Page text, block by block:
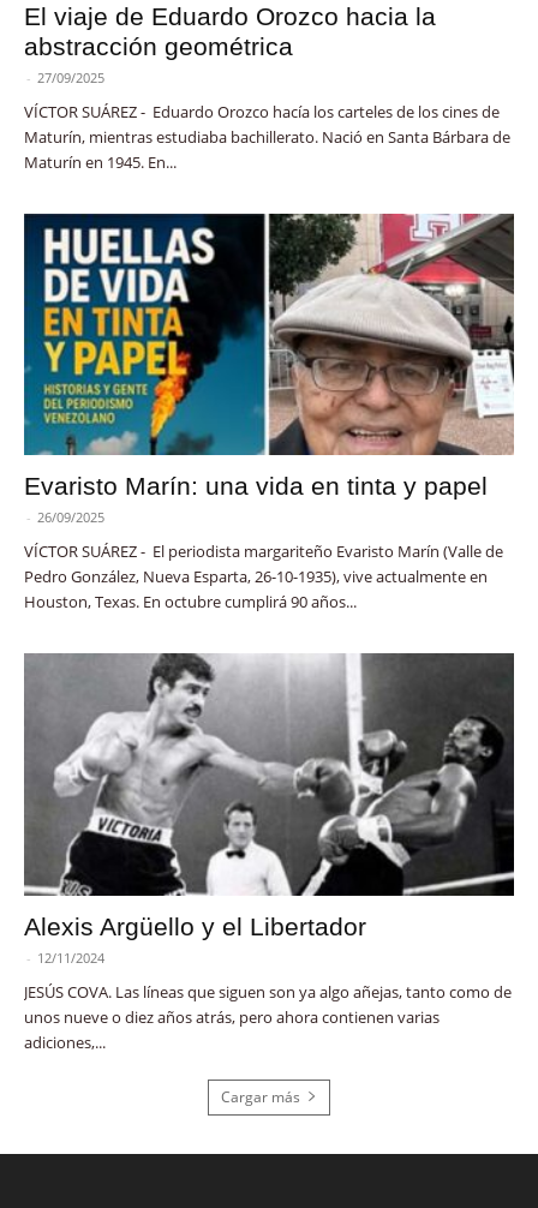
El viaje de Eduardo Orozco hacia la
abstracción geométrica
- 27/09/2025
VÍCTOR SUÁREZ - Eduardo Orozco hacía los carteles de los cines de
Maturín, mientras estudiaba bachillerato. Nació en Santa Bárbara de
Maturín en 1945. En...
Evaristo Marín: una vida en tinta y papel
- 26/09/2025
VÍCTOR SUÁREZ - El periodista margariteño Evaristo Marín (Valle de
Pedro González, Nueva Esparta, 26-10-1935), vive actualmente en
Houston, Texas. En octubre cumplirá 90 años...
Alexis Argüello y el Libertador
- 12/11/2024
JESÚS COVA. Las líneas que siguen son ya algo añejas, tanto como de
unos nueve o diez años atrás, pero ahora contienen varias
adiciones,...
Cargar más